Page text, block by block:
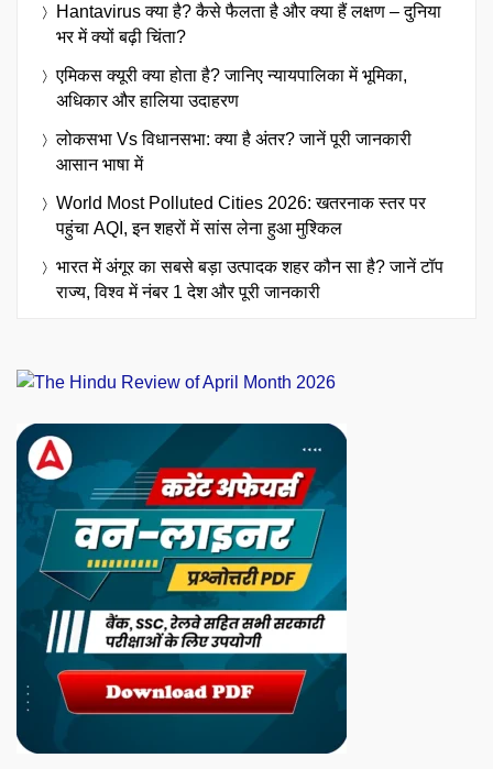
Hantavirus क्या है? कैसे फैलता है और क्या हैं लक्षण – दुनिया
भर में क्यों बढ़ी चिंता?
एमिकस क्यूरी क्या होता है? जानिए न्यायपालिका में भूमिका,
अधिकार और हालिया उदाहरण
लोकसभा Vs विधानसभा: क्या है अंतर? जानें पूरी जानकारी
आसान भाषा में
World Most Polluted Cities 2026: खतरनाक स्तर पर
पहुंचा AQI, इन शहरों में सांस लेना हुआ मुश्किल
भारत में अंगूर का सबसे बड़ा उत्पादक शहर कौन सा है? जानें टॉप
राज्य, विश्व में नंबर 1 देश और पूरी जानकारी